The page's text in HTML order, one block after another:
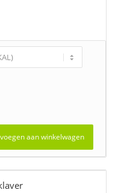
aan winkelwagen